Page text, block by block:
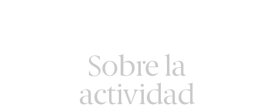
Sobre la
actividad